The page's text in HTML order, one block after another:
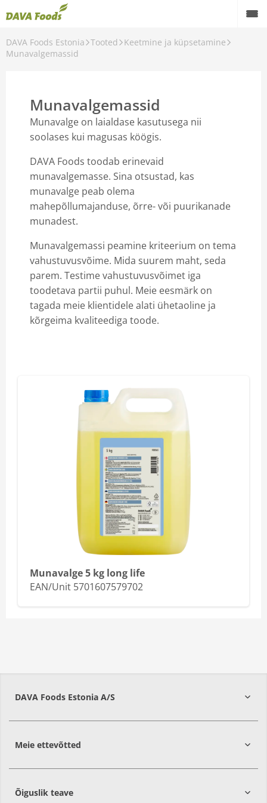
DAVA Foods Estonia Tooted
Keetmine ja küpsetamine
Munavalgemassid
Munavalgemassid
Munavalge on laialdase kasutusega nii
soolases kui magusas köögis.
DAVA Foods toodab erinevaid
munavalgemasse. Sina otsustad, kas
munavalge peab olema
mahepõllumajanduse, õrre- või puurikanade
munadest.
Munavalgemassi peamine kriteerium on tema
vahustuvusvõime. Mida suurem maht, seda
parem. Testime vahustuvusvõimet iga
toodetava partii puhul. Meie eesmärk on
tagada meie klientidele alati ühetaoline ja
kõrgeima kvaliteediga toode.
Munavalge 5 kg long life
EAN/Unit 5701607579702
DAVA Foods Estonia A/S
74209Harju
Meie ettevõtted
Õiguslik teave
Back
Keetmine ja küpsetamine
Taimsed tooted
Õlid